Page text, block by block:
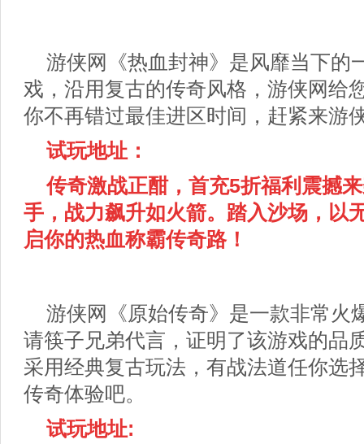
游侠网《热血封神》是风靡当下的
戏，沿用复古的传奇风格，游侠网给
你不再错过最佳进区时间，赶紧来游
试玩地址：
传奇激战正酣，首充5折福利震撼
手，战力飙升如火箭。踏入沙场，以
启你的热血称霸传奇路！
游侠网《原始传奇》是一款非常火
请筷子兄弟代言，证明了该游戏的品
采用经典复古玩法，有战法道任你选
传奇体验吧。
试玩地址: